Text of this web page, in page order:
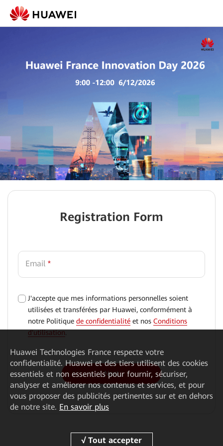
Registration Form
Email *
J'accepte que mes informations personnelles soient
utilisées et transférées par Huawei, conformément à
notre Politique de confidentialité et nos Conditions
d'utilisation.
Next
Huawei Technologies France respecte votre
confidentialité. Huawei et des tiers utilisent des cookies
essentiels et non essentiels pour fournir, sécuriser,
analyser et améliorer nos contenus et services, et pour
vous proposer des publicités pertinentes sur et en dehors
de notre site. En savoir plus